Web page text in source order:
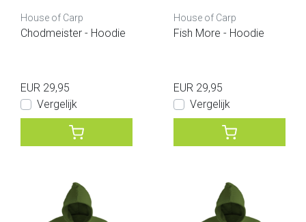
House of Carp
Chodmeister - Hoodie
EUR 29,95
Vergelijk
House of Carp
Fish More - Hoodie
EUR 29,95
Vergelijk